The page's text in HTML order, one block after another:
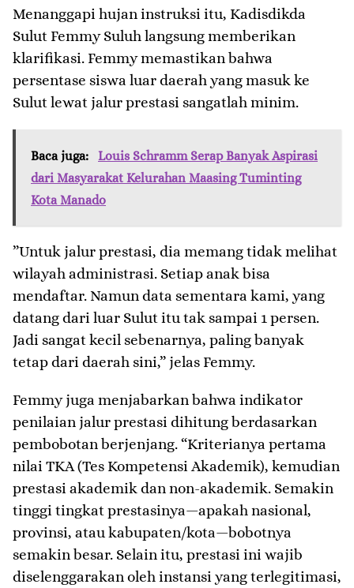
​Menanggapi hujan instruksi itu, Kadisdikda
Sulut Femmy Suluh langsung memberikan
klarifikasi. Femmy memastikan bahwa
persentase siswa luar daerah yang masuk ke
Sulut lewat jalur prestasi sangatlah minim.
Baca juga:
Louis Schramm Serap Banyak Aspirasi
dari Masyarakat Kelurahan Maasing Tuminting
Kota Manado
​”Untuk jalur prestasi, dia memang tidak melihat
wilayah administrasi. Setiap anak bisa
mendaftar. Namun data sementara kami, yang
datang dari luar Sulut itu tak sampai 1 persen.
Jadi sangat kecil sebenarnya, paling banyak
tetap dari daerah sini,” jelas Femmy.
​Femmy juga menjabarkan bahwa indikator
penilaian jalur prestasi dihitung berdasarkan
pembobotan berjenjang. “Kriterianya pertama
nilai TKA (Tes Kompetensi Akademik), kemudian
prestasi akademik dan non-akademik. Semakin
tinggi tingkat prestasinya—apakah nasional,
provinsi, atau kabupaten/kota—bobotnya
semakin besar. Selain itu, prestasi ini wajib
diselenggarakan oleh instansi yang terlegitimasi,